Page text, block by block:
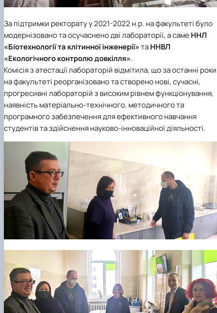
За підтримки ректорату у 2021-2022 н.р. на факультеті було
модернізовано та осучаснено дві лабораторії, а самеННЛ
«Біотехнології та клітинної інженерії»таННВЛ
«Екологічного контролю довкілля».
Комісія з атестації лабораторій відмітила, що за останні роки
на факультеті реорганізовано та створено нові, сучасні,
прогресивні лабораторій з високим рівнем функціонування,
наявність матеріально-технічного, методичного та
програмного забезпечення для ефективного навчання
студентів та здійснення науково-інноваційної діяльності.